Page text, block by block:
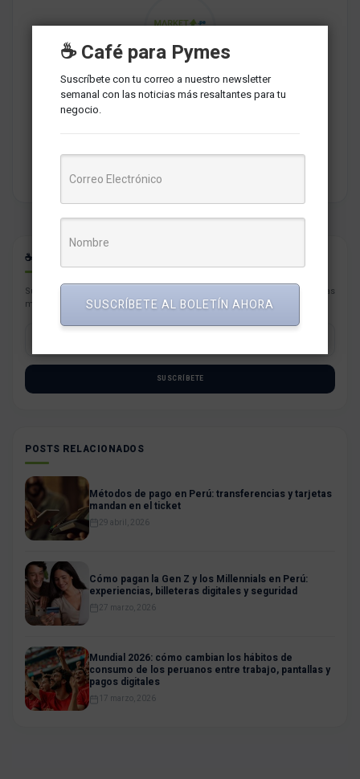
Redaccion MarketNews
Somos un medio de comunicación peruano cuyo objetivo es
brindar una selección de contenidos relevantes sobre
☕ CAFÉ PARA PYMES
Suscríbete con tu correo a nuestro newsletter semanal con las noticias
más resaltantes para tu negocio.
SUSCRÍBETE
POSTS RELACIONADOS
Métodos de pago en Perú: transferencias y tarjetas
mandan en el ticket
29 abril, 2026
Cómo pagan la Gen Z y los Millennials en Perú:
experiencias, billeteras digitales y seguridad
27 marzo, 2026
Mundial 2026: cómo cambian los hábitos de
consumo de los peruanos entre trabajo, pantallas y
pagos digitales
17 marzo, 2026
☕ Café para Pymes
Suscríbete con tu correo a nuestro newsletter
semanal con las noticias más resaltantes para tu
negocio.
SUSCRÍBETE AL BOLETÍN AHORA